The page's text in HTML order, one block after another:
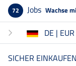
72 Jobs Wachse
DE | EUR
SICHER EINKAUFEN